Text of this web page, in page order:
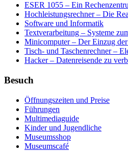
ESER 1055 – Ein
Hochleistungsrechner – Die
Software und Informatik
Textverarbeitung – Systeme
Minicomputer – Der Einzug
Tisch- und Taschenrechner –
Hacker – Datenreisende zu
Besuch
Öffnungszeiten und Preise
Führungen
Multimediaguide
Kinder und Jugendliche
Museumsshop
Museumscafé